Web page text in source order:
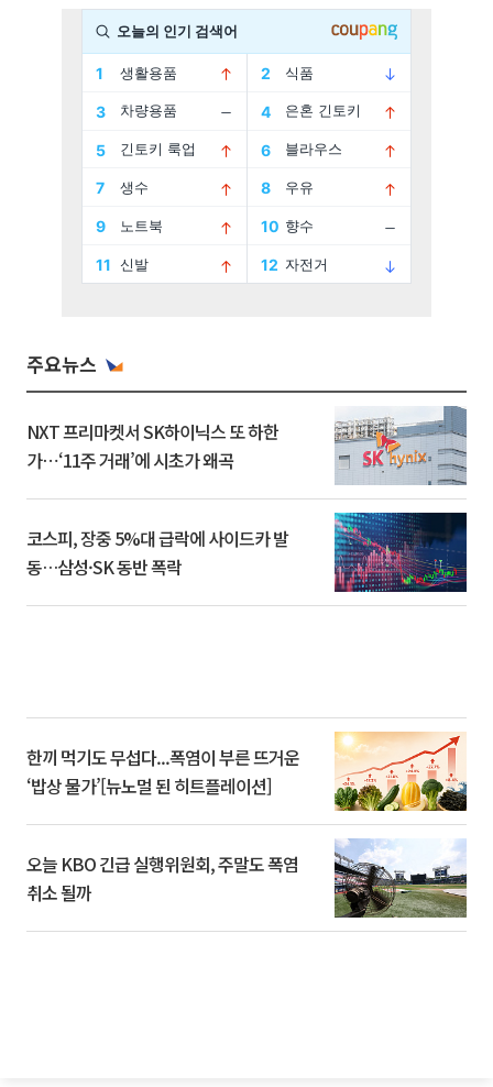
주요뉴스
NXT 프리마켓서 SK하이닉스 또 하한
가⋯‘11주 거래’에 시초가 왜곡
코스피, 장중 5%대 급락에 사이드카 발
동…삼성·SK 동반 폭락
한끼 먹기도 무섭다...폭염이 부른 뜨거운
‘밥상 물가’[뉴노멀 된 히트플레이션]
오늘 KBO 긴급 실행위원회, 주말도 폭염
취소 될까